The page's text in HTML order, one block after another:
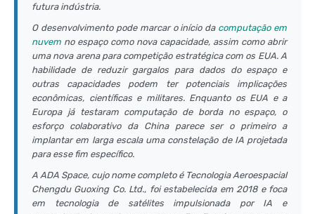
futura indústria.
O desenvolvimento pode marcar o início da computação em
nuvem no espaço como nova capacidade, assim como abrir
uma nova arena para competição estratégica com os EUA. A
habilidade de reduzir gargalos para dados do espaço e
outras capacidades podem ter potenciais implicações
econômicas, científicas e militares. Enquanto os EUA e a
Europa já testaram computação de borda no espaço, o
esforço colaborativo da China parece ser o primeiro a
implantar em larga escala uma constelação de IA projetada
para esse fim específico.
A ADA Space, cujo nome completo é Tecnologia Aeroespacial
Chengdu Guoxing Co. Ltd., foi estabelecida em 2018 e foca
em tecnologia de satélites impulsionada por IA e